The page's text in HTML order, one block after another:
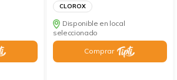
CLOROX
Disponible en local
seleccionado
Comprar